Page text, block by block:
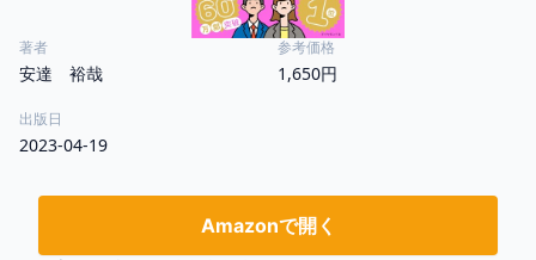
著者
安達 裕哉
参考価格
1,650円
出版日
2023-04-19
Amazonで開く